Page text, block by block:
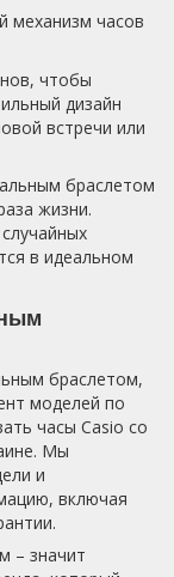
механизм часов
чтобы
дизайн
встречи или
браслетом
жизни.
в идеальном
браслетом,
моделей по
часы Casio со
Мы
и
включая
– значит